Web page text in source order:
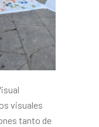
visuales
tanto de